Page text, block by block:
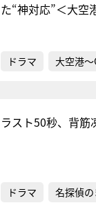
た“神対応”＜大空
ドラマ 大空港
ラスト50秒、背
ドラマ 名探偵